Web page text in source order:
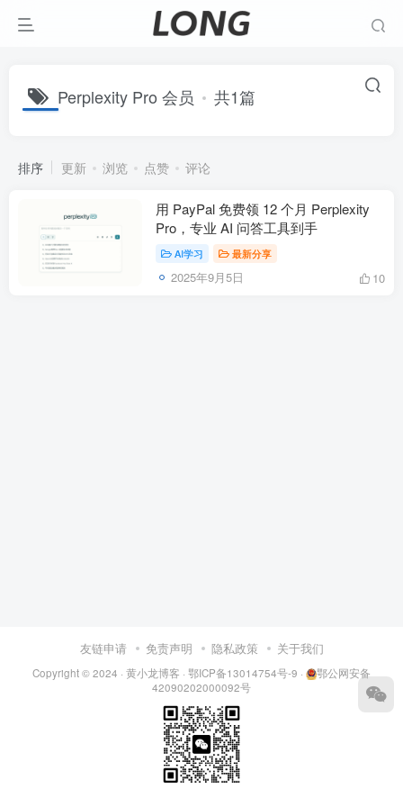
Perplexity Pro 会员 共1篇
排序 更新 浏览 点赞 评论
用 PayPal 免费领 12 个月 Perplexity
Pro，专业 AI 问答工具到手
AI学习 最新分享
2025年9月5日 10
友链申请 免责声明 隐私政策 关于我们
Copyright © 2024 ·黄小龙博客 ·鄂ICP备13014754号-9 ·
鄂公网安备
42090202000092号